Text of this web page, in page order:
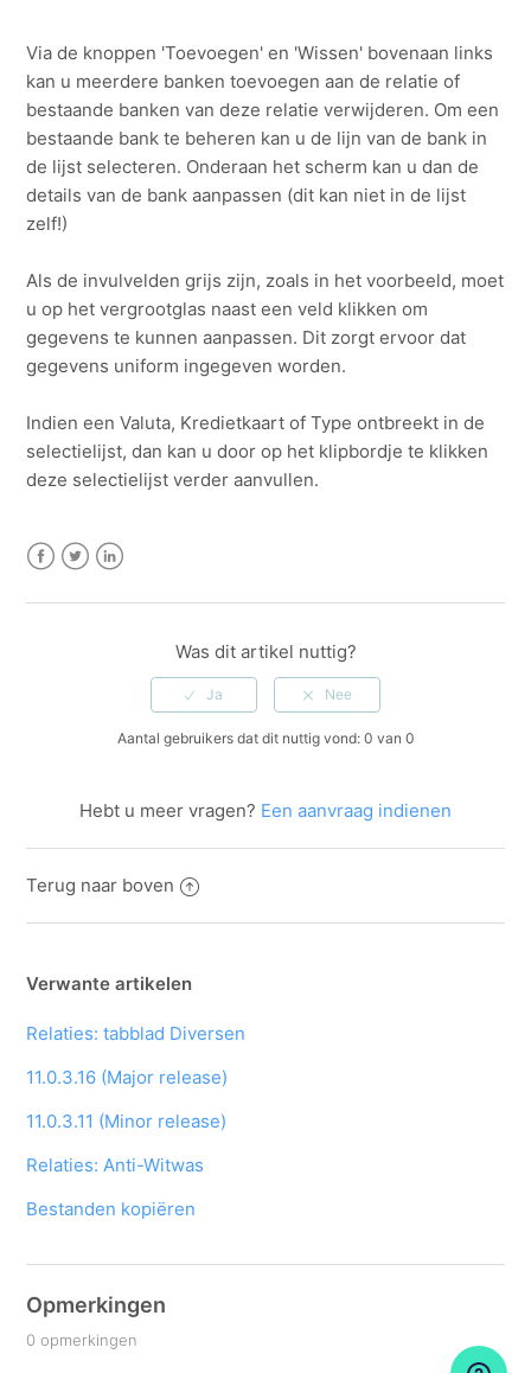
Via de knoppen 'Toevoegen' en 'Wissen' bovenaan links
kan u meerdere banken toevoegen aan de relatie of
bestaande banken van deze relatie verwijderen. Om een
bestaande bank te beheren kan u de lijn van de bank in
de lijst selecteren. Onderaan het scherm kan u dan de
details van de bank aanpassen (dit kan niet in de lijst
zelf!)
Als de invulvelden grijs zijn, zoals in het voorbeeld, moet
u op het vergrootglas naast een veld klikken om
gegevens te kunnen aanpassen. Dit zorgt ervoor dat
gegevens uniform ingegeven worden.
Indien een Valuta, Kredietkaart of Type ontbreekt in de
selectielijst, dan kan u door op het klipbordje te klikken
deze selectielijst verder aanvullen.
Was dit artikel nuttig?
Aantal gebruikers dat dit nuttig vond: 0 van 0
Hebt u meer vragen? Een aanvraag indienen
Terug naar boven
Verwante artikelen
Relaties: tabblad Diversen
11.0.3.16 (Major release)
11.0.3.11 (Minor release)
Relaties: Anti-Witwas
Bestanden kopiëren
Opmerkingen
0 opmerkingen